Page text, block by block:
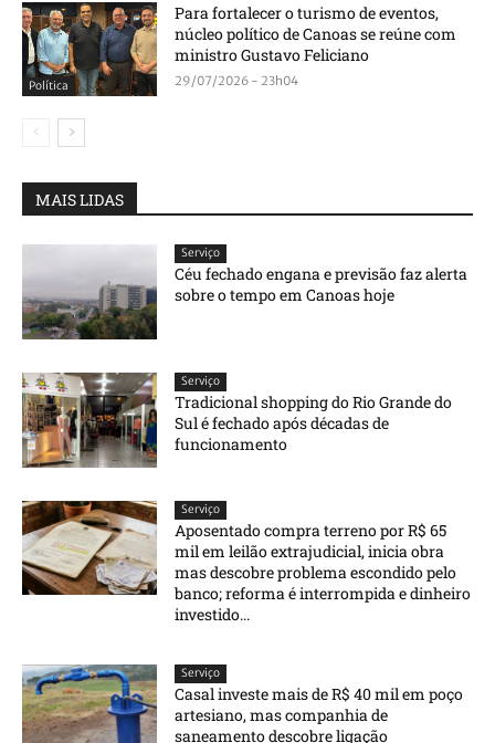
Política
Para fortalecer o turismo de eventos,
núcleo político de Canoas se reúne com
ministro Gustavo Feliciano
29/07/2026 - 23h04
MAIS LIDAS
Serviço
Céu fechado engana e previsão faz alerta
sobre o tempo em Canoas hoje
Serviço
Tradicional shopping do Rio Grande do
Sul é fechado após décadas de
funcionamento
Serviço
Aposentado compra terreno por R$ 65
mil em leilão extrajudicial, inicia obra
mas descobre problema escondido pelo
banco; reforma é interrompida e dinheiro
investido...
Serviço
Casal investe mais de R$ 40 mil em poço
artesiano, mas companhia de
saneamento descobre ligação